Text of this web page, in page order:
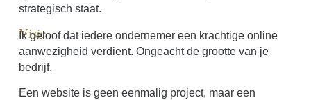
strategisch staat.
Visie
Ik geloof dat iedere ondernemer een krachtige online
aanwezigheid verdient. Ongeacht de grootte van je
bedrijf.
Een website is geen eenmalig project, maar een